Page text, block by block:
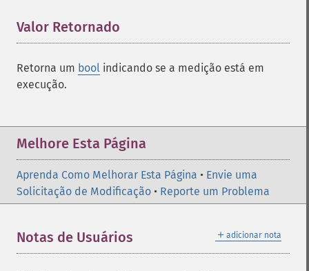
Valor Retornado
Retorna um bool indicando se a medição está em
execução.
Melhore Esta Página
Aprenda Como Melhorar Esta Página • Envie uma
Solicitação de Modificação • Reporte um Problema
＋ adicionar nota
Notas de Usuários